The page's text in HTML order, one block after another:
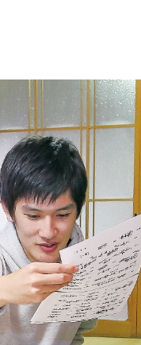
就職・資格
財務情報・監査報告公
寄附行為
役員報酬基準
役員名簿